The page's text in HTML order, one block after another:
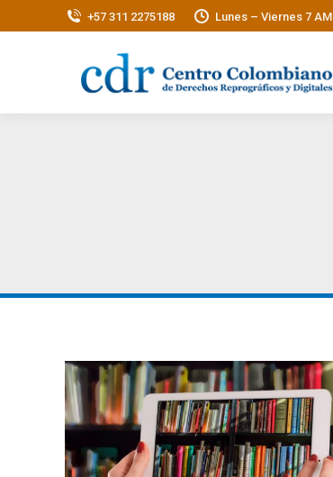
+57 311 2275188 Lunes – Viernes 7